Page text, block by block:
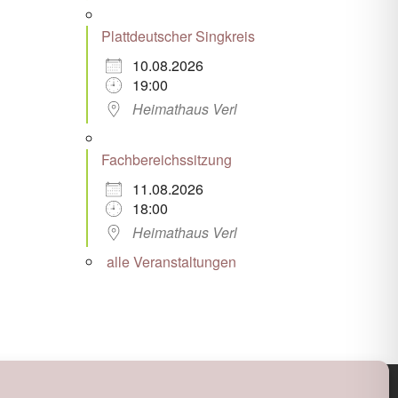
Plattdeutscher Singkreis
10.08.2026
19:00
Heimathaus Verl
Fachbereichssitzung
11.08.2026
18:00
Heimathaus Verl
alle Veranstaltungen